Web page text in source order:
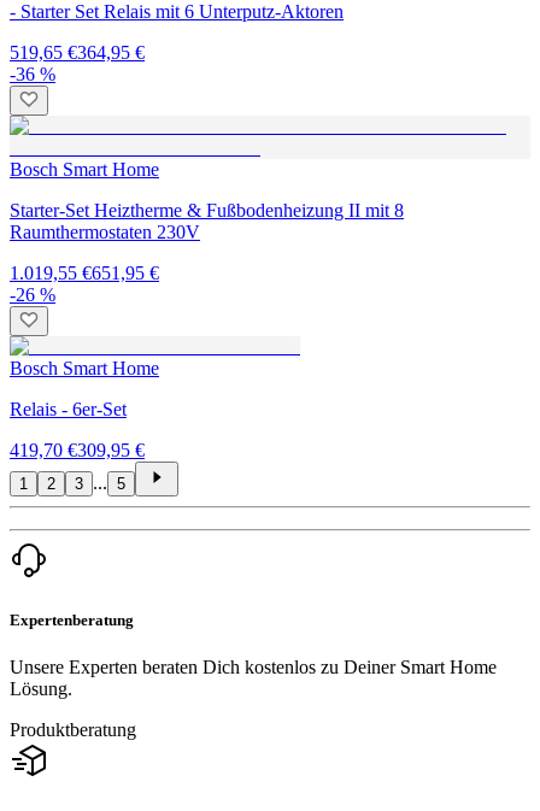
- Starter Set Relais mit 6 Unterputz-Aktoren
519,65 €364,95 €
-36 %
Bosch Smart Home
Starter-Set Heiztherme & Fußbodenheizung II mit 8
Raumthermostaten 230V
1.019,55 €651,95 €
-26 %
Bosch Smart Home
Relais - 6er-Set
419,70 €309,95 €
1 2 3 ... 5
Expertenberatung
Unsere Experten beraten Dich kostenlos zu Deiner Smart Home
Lösung.
Produktberatung